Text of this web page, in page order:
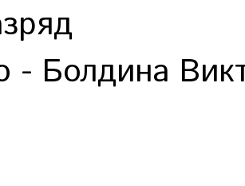
- Болдина